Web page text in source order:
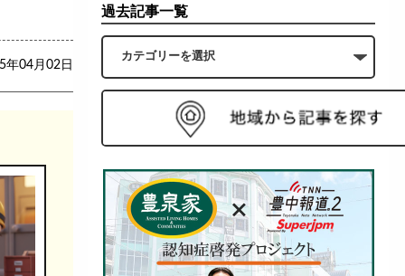
年04月02日
過去記事一覧